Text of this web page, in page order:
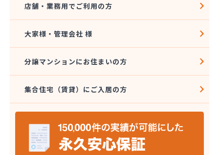
株式会社オオタガス設備
株式会社カシコ
株式会社ガス＆ライフ
株式会社ガスパル 仙台東販売所
株式会社コープエナジー東北
株式会社トキワ 東北支店 ガスグループ南店
株式会社ヌマタ
株式会社バーシティハウス
株式会社ホラグチ
株式会社ミツウロコヴェッセル 東北石巻店
株式会社ミツウロコヴェッセル 東北仙台店
店舗・業務用でご利用の方
大家様・管理会社 様
分譲マンションにお住まいの方
集合住宅（賃貸）にご入居の方